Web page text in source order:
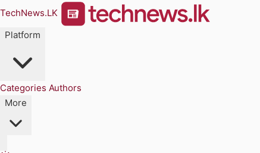
TechNews.LK
Platform
Categories Authors
More